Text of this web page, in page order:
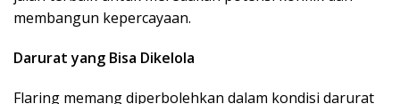
membangun kepercayaan.
Darurat yang Bisa Dikelola
Flaring memang diperbolehkan dalam kondisi darurat